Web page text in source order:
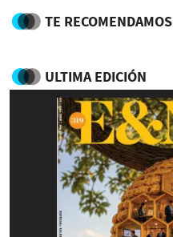
TE RECOMENDAMOS
ULTIMA EDICIÓN